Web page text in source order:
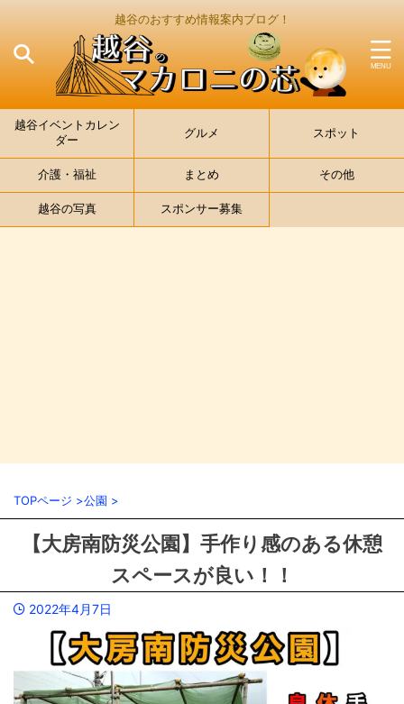
越谷のおすすめ情報案内ブログ！
越谷イベントカレン
ダー
グルメ スポット
介護・福祉 まとめ その他
越谷の写真 スポンサー募集
TOPページ >公園 >
【大房南防災公園】手作り感のある休憩
スペースが良い！！
2022年4月7日